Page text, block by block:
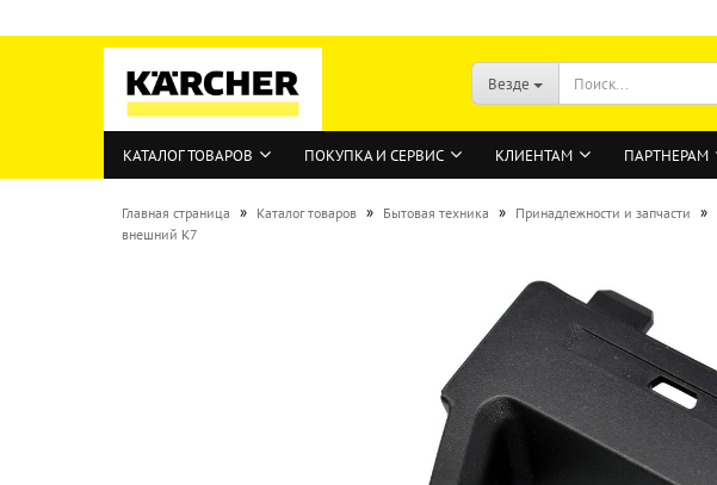
Везде
КАТАЛОГ ТОВАРОВ ПОКУПКА И СЕРВИС КЛИЕНТАМ ПАРТНЕРАМ
Главная страница » Каталог товаров » Бытовая техника » Принадлежности и запчасти »
внешний K7